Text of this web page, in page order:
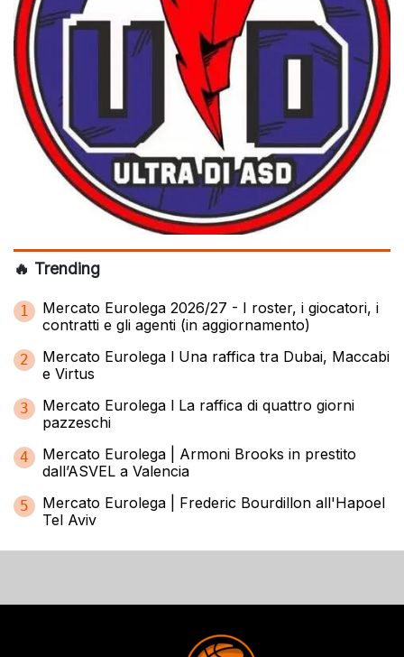
🔥 Trending
1
Mercato Eurolega 2026/27 - I roster, i giocatori, i
contratti e gli agenti (in aggiornamento)
2
Mercato Eurolega l Una raffica tra Dubai, Maccabi
e Virtus
3
Mercato Eurolega l La raffica di quattro giorni
pazzeschi
4
Mercato Eurolega | Armoni Brooks in prestito
dall’ASVEL a Valencia
5
Mercato Eurolega | Frederic Bourdillon all'Hapoel
Tel Aviv